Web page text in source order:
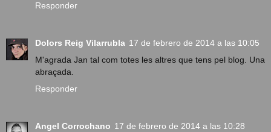
Responder
Dolors Reig Vilarrubla 17 de febrero de 2014 a las 10:05
M'agrada Jan tal com totes les altres que tens pel blog. Una
abraçada.
Responder
Angel Corrochano 17 de febrero de 2014 a las 10:28